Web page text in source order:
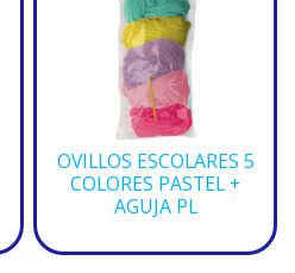
OVILLOS ESCOLARES 5
COLORES PASTEL +
AGUJA PL